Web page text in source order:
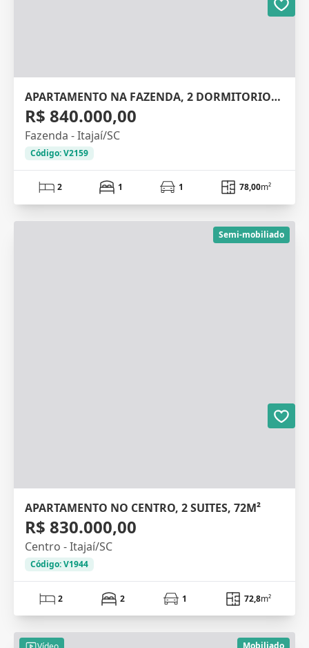
APARTAMENTO NA FAZENDA, 2 DORMITORIOS, 78M²
R$ 840.000,00
Fazenda - Itajaí/SC
Código: V2159
2 1 1 78,00m²
Semi-mobiliado
APARTAMENTO NO CENTRO, 2 SUITES, 72M²
R$ 830.000,00
Centro - Itajaí/SC
Código: V1944
2 2 1 72,8m²